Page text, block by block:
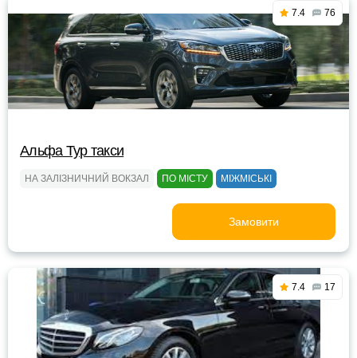
7.4 76
Альфа Тур такси
НА ЗАЛІЗНИЧНИЙ ВОКЗАЛ ПО МІСТУ МІЖМІСЬКІ
Замовити
7.4 17